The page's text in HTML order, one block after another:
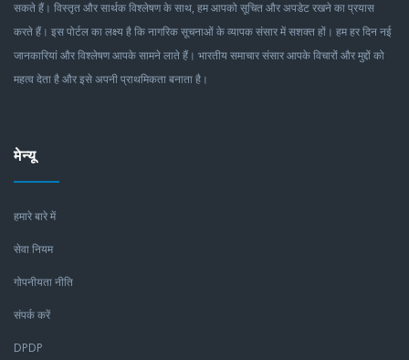
सकते हैं। विस्तृत और सार्थक विश्लेषण के साथ, हम आपको सूचित और अपडेट रखने का प्रयास
करते हैं। इस पोर्टल का लक्ष्य है कि नागरिक सूचनाओं के व्यापक संसार में सशक्त हों। हम हर दिन नई
जानकारियां और विश्लेषण आपके सामने लाते हैं। भारतीय समाचार संसार आपके विचारों और मुद्दों को
महत्व देता है और इसे अपनी प्राथमिकता बनाता है।
मेन्यू
हमारे बारे में
सेवा नियम
गोपनीयता नीति
संपर्क करें
DPDP